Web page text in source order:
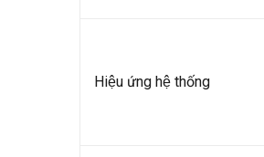
Hiệu ứng hệ thống